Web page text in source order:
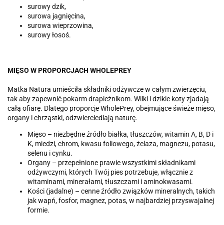
surowy dzik,
surowa jagnięcina,
surowa wieprzowina,
surowy łosoś.
MIĘSO W PROPORCJACH WHOLEPREY
Matka Natura umieściła składniki odżywcze w całym zwierzęciu,
tak aby zapewnić pokarm drapieżnikom. Wilki i dzikie koty zjadają
całą ofiarę. Dlatego proporcje WholePrey, obejmujące świeże mięso,
organy i chrząstki, odzwierciedlają naturę.
Mięso – niezbędne źródło białka, tłuszczów, witamin A, B, D i
K, miedzi, chrom, kwasu foliowego, żelaza, magnezu, potasu,
selenu i cynku.
Organy – przepełnione prawie wszystkimi składnikami
odżywczymi, których Twój pies potrzebuje, włącznie z
witaminami, minerałami, tłuszczami i aminokwasami.
Kości (jadalne) – cenne źródło związków mineralnych, takich
jak wapń, fosfor, magnez, potas, w najbardziej przyswajalnej
formie.